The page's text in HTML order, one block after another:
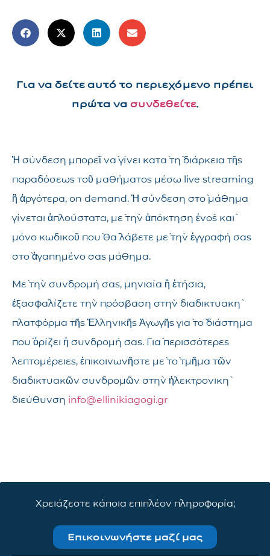
Για να δείτε αυτό το περιεχόμενο πρέπει
πρώτα να συνδεθείτε.
Ἡ σύνδεση μπορεῖ νὰ γίνει κατὰ τὴ διάρκεια τῆς
παραδόσεως τοῦ μαθήματος μέσω live streaming
ἢ ἀργότερα, on demand. Ἡ σύνδεση στὸ μάθημα
γίνεται ἁπλούστατα, μὲ τὴν ἀπόκτηση ἑνὸς καὶ
μόνο κωδικοῦ ποὺ θὰ λάβετε μὲ τὴν ἐγγραφή σας
στὸ ἀγαπημένο σας μάθημα.
Μὲ τὴν συνδρομή σας, μηνιαία ἢ ἐτήσια,
ἐξασφαλίζετε τὴν πρόσβαση στὴν διαδικτυακὴ
πλατφόρμα τῆς Ἑλληνικῆς Ἀγωγῆς γιὰ τὸ διάστημα
ποὺ ὁρίζει ἡ συνδρομή σας. Γιὰ περισσότερες
λεπτομέρειες, ἐπικοινωνῆστε μὲ τὸ τμῆμα τῶν
διαδικτυακῶν συνδρομῶν στὴν ἠλεκτρονικὴ
διεύθυνση info@ellinikiagogi.gr
Χρειάζεστε κάποια επιπλέον πληροφορία;
Επικοινωνήστε μαζί μας